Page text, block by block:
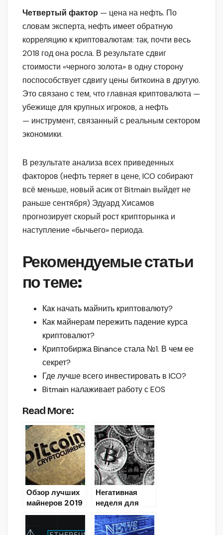
Четвертый фактор — цена на нефть. По
словам эксперта, нефть имеет обратную
корреляцию к криптовалютам: так, почти весь
2018 год она росла. В результате сдвиг
стоимости «черного золота» в одну сторону
поспособствует сдвигу цены биткоина в другую.
Это связано с тем, что главная криптовалюта —
убежище для крупных игроков, а нефть
— инструмент, связанный с реальным сектором
экономики.
В результате анализа всех приведенных
факторов (нефть теряет в цене, ICO собирают
всё меньше, новый асик от Bitmain выйдет не
раньше сентября) Эдуард Хисамов
прогнозирует скорый рост крипторынка и
наступление «бычьего» периода.
Рекомендуемые статьи
по теме:
Как начать майнить криптовалюту?
Как майнерам пережить падение курса
криптовалют?
Криптобиржа Binance стала №1. В чем ее
секрет?
Где лучше всего инвестировать в ICO?
Bitmain налаживает работу с EOS
Read More:
Обзор лучших
майнеров 2019
года
Негативная
неделя для
Bitcoin (обзор
рынка